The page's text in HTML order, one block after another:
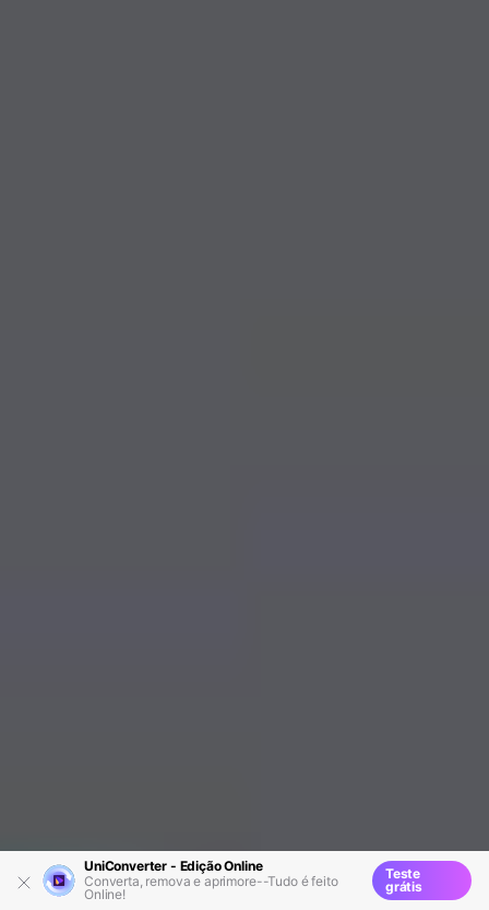
UniConverter - Edição Online
Converta, remova e aprimore--Tudo é feito
Online!
Teste
grátis